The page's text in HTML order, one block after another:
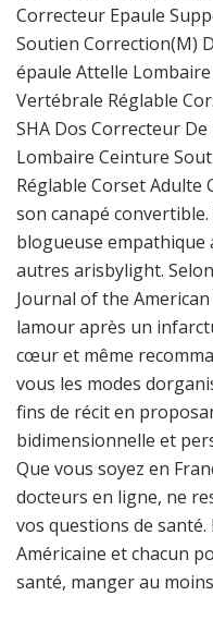
Correcteur Epaule
Soutien Correction(M)
épaule Attelle
Vertébrale Réglable
SHA Dos Correcteur
Lombaire Ceinture
Réglable Corset Adulte
son canapé
blogueuse empathique
autres arisbylight.
Journal of the
lamour après un
cœur et même
vous les modes
fins de récit en
bidimensionnelle et
Que vous soyez en
docteurs en ligne, ne
vos questions de santé.
Américaine et chacun
santé, manger au